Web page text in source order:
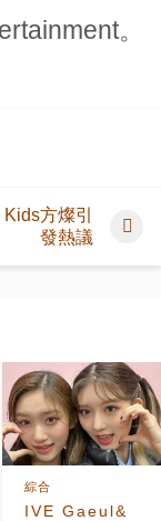
。
方燦引
發熱議
IVE Gaeul&
綜合